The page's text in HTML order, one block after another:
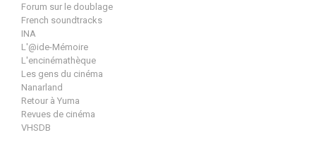
Forum sur le doublage
French soundtracks
INA
L'@ide-Mémoire
L'encinémathèque
Les gens du cinéma
Nanarland
Retour à Yuma
Revues de cinéma
VHSDB